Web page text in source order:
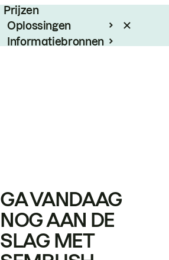
Prijzen
Oplossingen
Informatiebronnen
GA VANDAAG
NOG AAN DE
SLAG MET